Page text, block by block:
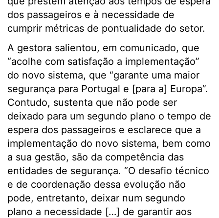
dos passageiros e à necessidade de
cumprir métricas de pontualidade do setor.
A gestora salientou, em comunicado, que
“acolhe com satisfação a implementação”
do novo sistema, que “garante uma maior
segurança para Portugal e [para a] Europa”.
Contudo, sustenta que não pode ser
deixado para um segundo plano o tempo de
espera dos passageiros e esclarece que a
implementação do novo sistema, bem como
a sua gestão, são da competência das
entidades de segurança. “O desafio técnico
e de coordenação dessa evolução não
pode, entretanto, deixar num segundo
plano a necessidade […] de garantir aos